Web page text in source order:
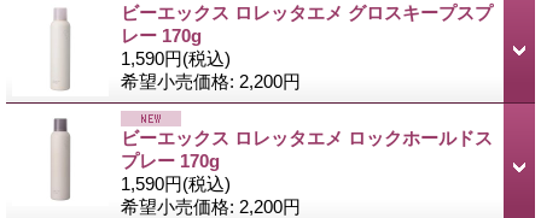
ビーエックス ロレッタエメ グロスキープスプ
レー 170g
1,590円(税込)
希望小売価格: 2,200円
ビーエックス ロレッタエメ ロックホールドス
プレー 170g
1,590円(税込)
希望小売価格: 2,200円